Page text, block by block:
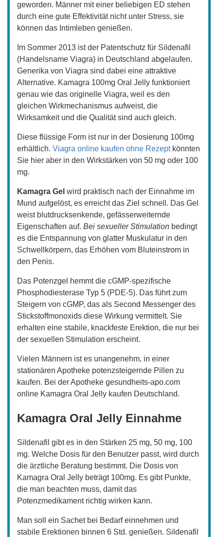
geworden. Männer mit einer beliebigen ED stehen
durch eine gute Effektivität nicht unter Stress, sie
können das Intimleben genießen.
Im Sommer 2013 ist der Patentschutz für Sildenafil
(Handelsname Viagra) in Deutschland abgelaufen.
Generika von Viagra sind dabei eine attraktive
Alternative. Kamagra 100mg Oral Jelly funktioniert
genau wie das originelle Viagra, weil es den
gleichen Wirkmechanismus aufweist, die
Wirksamkeit und die Qualität sind auch gleich.
Diese flüssige Form ist nur in der Dosierung 100mg
erhältlich. Viagra online kaufen ohne Rezeptkönnten
Sie hier aber in den Wirkstärken von 50 mg oder 100
mg.
Kamagra Gel wird praktisch nach der Einnahme im
Mund aufgelöst, es erreicht das Ziel schnell. Das Gel
weist blutdrucksenkende, gefässerweiternde
Eigenschaften auf. Bei sexueller Stimulation bedingt
es die Entspannung von glatter Muskulatur in den
Schwellkörpern, das Erhöhen vom Bluteinstrom in
den Penis.
Das Potenzgel hemmt die cGMP-spezifische
Phosphodiesterase Typ 5 (PDE-5). Das führt zum
Steigern von cGMP, das als Second Messenger des
Stickstoffmonoxids diese Wirkung vermittelt. Sie
erhalten eine stabile, knackfeste Erektion, die nur bei
der sexuellen Stimulation erscheint.
Vielen Männern ist es unangenehm, in einer
stationären Apotheke potenzsteigernde Pillen zu
kaufen. Bei der Apotheke gesundheits-apo.com
online Kamagra Oral Jelly kaufen Deutschland.
Kamagra Oral Jelly Einnahme
Sildenafil gibt es in den Stärken 25 mg, 50 mg, 100
mg. Welche Dosis für den Benutzer passt, wird durch
die ärztliche Beratung bestimmt. Die Dosis von
Kamagra Oral Jelly beträgt 100mg. Es gibt Punkte,
die man beachten muss, damit das
Potenzmedikament richtig wirken kann.
Man soll ein Sachet bei Bedarf einnehmen und
stabile Erektionen binnen 6 Std. genießen. Sildenafil